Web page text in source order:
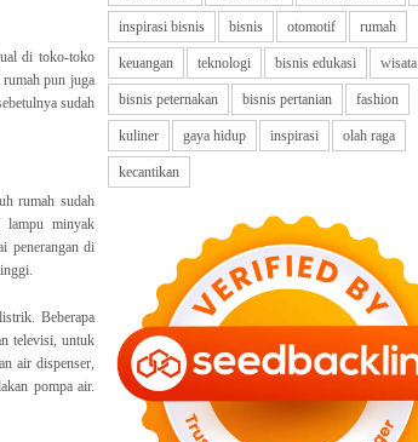
di toko-toko
rumah pun juga
sudah
rumah sudah
lampu minyak
penerangan di
Beberapa
televisi, untuk
air dispenser,
pompa air.
inspirasi bisnis bisnis otomotif rumah
keuangan teknologi bisnis edukasi wisata
bisnis peternakan bisnis pertanian fashion
kuliner gaya hidup inspirasi olah raga
kecantikan